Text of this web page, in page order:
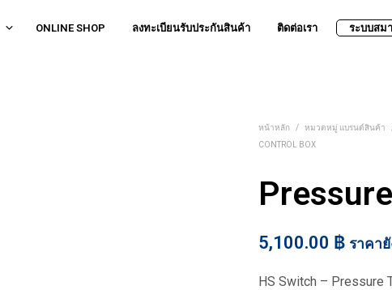
ONLINE SHOP ลงทะเบียนรับประกันสินค้า ติดต่อเรา ระบบสม
หน้าหลัก / หมวดหมู่ แบรนด์สินค้า
CONTROL BOX
5,100.00 ฿ ราคา
HS Switch – Pressure